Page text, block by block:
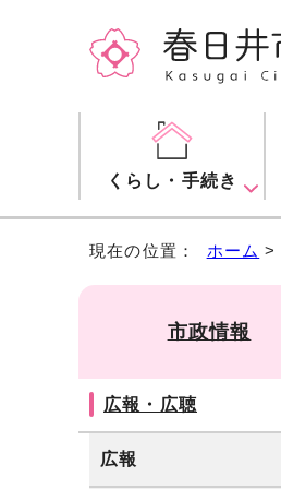
くらし・手続き
現在の位置： ホーム >
市政情報
広報・広聴
広報